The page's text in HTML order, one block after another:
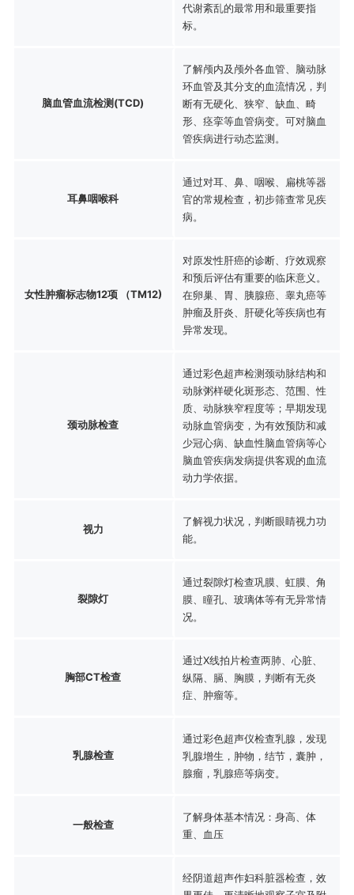
代谢紊乱的最常用和最重要指
标。
脑血管血流检测(TCD)
了解颅内及颅外各血管、脑动脉
环血管及其分支的血流情况，判
断有无硬化、狭窄、缺血、畸
形、痉挛等血管病变。可对脑血
管疾病进行动态监测。
耳鼻咽喉科
通过对耳、鼻、咽喉、扁桃等器
官的常规检查，初步筛查常见疾
病。
女性肿瘤标志物12项 （TM12)
对原发性肝癌的诊断、疗效观察
和预后评估有重要的临床意义。
在卵巢、胃、胰腺癌、睾丸癌等
肿瘤及肝炎、肝硬化等疾病也有
异常发现。
颈动脉检查
通过彩色超声检测颈动脉结构和
动脉粥样硬化斑形态、范围、性
质、动脉狭窄程度等；早期发现
动脉血管病变，为有效预防和减
少冠心病、缺血性脑血管病等心
脑血管疾病发病提供客观的血流
动力学依据。
视力
了解视力状况，判断眼睛视力功
能。
裂隙灯
通过裂隙灯检查巩膜、虹膜、角
膜、瞳孔、玻璃体等有无异常情
况。
胸部CT检查
通过X线拍片检查两肺、心脏、
纵隔、膈、胸膜，判断有无炎
症、肿瘤等。
乳腺检查
通过彩色超声仪检查乳腺，发现
乳腺增生，肿物，结节，囊肿，
腺瘤，乳腺癌等病变。
一般检查
了解身体基本情况：身高、体
重、血压
经阴道超声作妇科脏器检查，效